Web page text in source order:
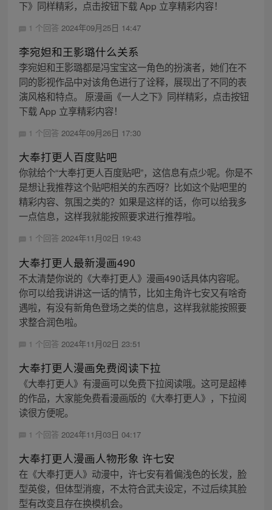
下》同样精彩，点击按钮下载 App 立享精彩内容！
1 个回答 2024年09月25日 14:47
李宛妲和王影璐什么关系
李宛妲和王影璐都是冯宝宝这一角色的扮演者，她们在不
同的影视作品中对该角色进行了诠释，展现出了不同的表
演风格和特点。 原漫画《一人之下》同样精彩，点击按钮
下载 App 立享精彩内容！
1 个回答 2024年09月26日 17:30
大奉打更人百度贴吧
你就给个“大奉打更人百度贴吧”，这信息有点少呢。你是不
是想让我推荐这个贴吧相关的东西呀？比如这个贴吧里的
精彩内容、氛围之类的？如果是这样的话，你可以给我多
一点信息，这样我就能按照要求进行推荐啦。
1 个回答 2024年11月02日 19:43
大奉打更人最新漫画490
不太清楚你说的《大奉打更人》漫画490话具体内容呢。
你可以给我讲讲这一话的情节，比如主角许七安又有啥奇
遇啦，有没有新角色登场之类的信息，这样我就能按照要
求整合润色啦。
1 个回答 2024年11月02日 23:51
大奉打更人漫画免费阅读下拉
《大奉打更人》有漫画可以免费下拉阅读哦。这可是超棒
的作品，大家能免费看漫画版的《大奉打更人》，下拉阅
读很方便呢。
1 个回答 2024年11月03日 04:17
大奉打更人漫画人物形象 许七安
在《大奉打更人》动漫中，许七安有着偏浅色的长发，脸
型英俊，但体型消瘦，不太符合武夫设定，不过后续其脸
型有改变且存在换模机会。